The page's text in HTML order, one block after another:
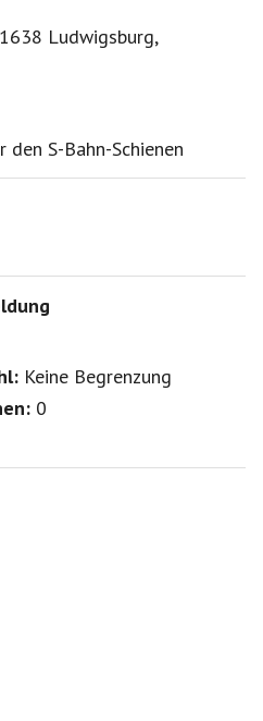
Ludwigsburg,
den S-Bahn-Schienen
Keine Begrenzung
0